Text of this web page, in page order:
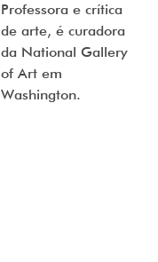
Professora e crítica
de arte, é curadora
da National Gallery
of Art em
Washington.